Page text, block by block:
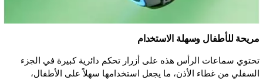
مريحة للأطفال وسهلة الاستخدام
تحتوي سماعات الرأس هذه على أزرار تحكم دائرية كبيرة في الجزء
السفلي من غطاء الأذن، ما يجعل استخدامها سهلاً على الأطفال،